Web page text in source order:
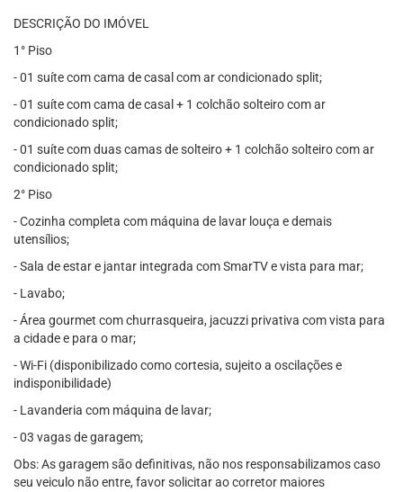
DESCRIÇÃO DO IMÓVEL
1° Piso
- 01 suíte com cama de casal com ar condicionado split;
- 01 suíte com cama de casal + 1 colchão solteiro com ar
condicionado split;
- 01 suíte com duas camas de solteiro + 1 colchão solteiro com ar
condicionado split;
2° Piso
- Cozinha completa com máquina de lavar louça e demais
utensílios;
- Sala de estar e jantar integrada com SmarTV e vista para mar;
- Lavabo;
- Área gourmet com churrasqueira, jacuzzi privativa com vista para
a cidade e para o mar;
- Wi-Fi (disponibilizado como cortesia, sujeito a oscilações e
indisponibilidade)
- Lavanderia com máquina de lavar;
- 03 vagas de garagem;
Obs: As garagem são definitivas, não nos responsabilizamos caso
seu veiculo não entre, favor solicitar ao corretor maiores